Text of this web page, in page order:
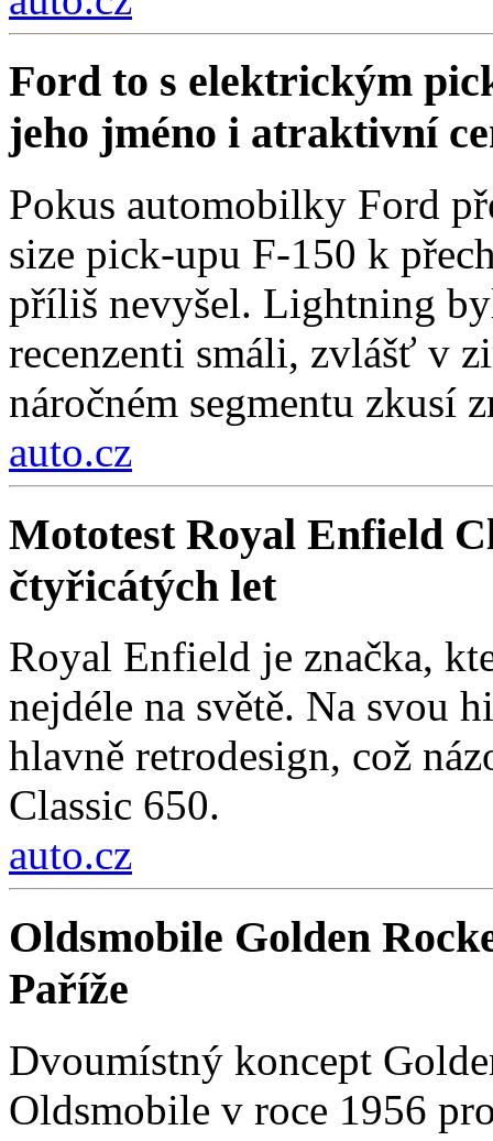
Ford to s elektrickým
jeho jméno i atraktivní
Pokus automobilky Ford
size pick-upu F-150 k
příliš nevyšel. Lightning
recenzenti smáli, zvlášť v
náročném segmentu zkusí
auto.cz
Mototest Royal Enfield
čtyřicátých let
Royal Enfield je značka,
nejdéle na světě. Na svou
hlavně retrodesign, což
Classic 650.
auto.cz
Oldsmobile Golden
Paříže
Dvoumístný koncept
Oldsmobile v roce 1956